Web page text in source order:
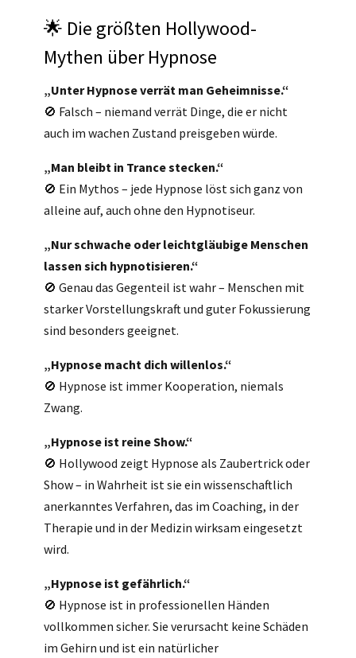
🌟 Die größten Hollywood-
Mythen über Hypnose
„Unter Hypnose verrät man Geheimnisse.“
🚫 Falsch – niemand verrät Dinge, die er nicht
auch im wachen Zustand preisgeben würde.
„Man bleibt in Trance stecken.“
🚫 Ein Mythos – jede Hypnose löst sich ganz von
alleine auf, auch ohne den Hypnotiseur.
„Nur schwache oder leichtgläubige Menschen
lassen sich hypnotisieren.“
🚫 Genau das Gegenteil ist wahr – Menschen mit
starker Vorstellungskraft und guter Fokussierung
sind besonders geeignet.
„Hypnose macht dich willenlos.“
🚫 Hypnose ist immer Kooperation, niemals
Zwang.
„Hypnose ist reine Show.“
🚫 Hollywood zeigt Hypnose als Zaubertrick oder
Show – in Wahrheit ist sie ein wissenschaftlich
anerkanntes Verfahren, das im Coaching, in der
Therapie und in der Medizin wirksam eingesetzt
wird.
„Hypnose ist gefährlich.“
🚫 Hypnose ist in professionellen Händen
vollkommen sicher. Sie verursacht keine Schäden
im Gehirn und ist ein natürlicher